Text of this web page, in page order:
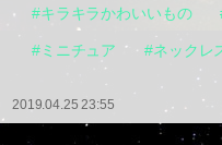
#キラキラかわいいもの
#ミニチュア #ネックレ
2019.04.25 23:55